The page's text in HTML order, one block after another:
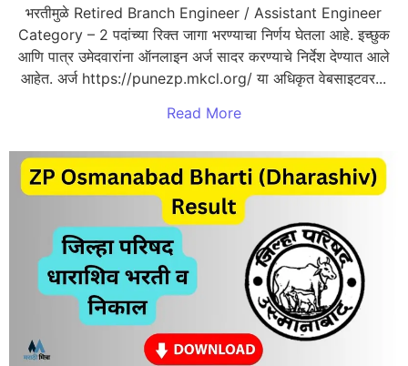
भरतीमुळे Retired Branch Engineer / Assistant Engineer
Category – 2 पदांच्या रिक्त जागा भरण्याचा निर्णय घेतला आहे. इच्छुक
आणि पात्र उमेदवारांना ऑनलाइन अर्ज सादर करण्याचे निर्देश देण्यात आले
आहेत. अर्ज https://punezp.mkcl.org/ या अधिकृत वेबसाइटवर...
Read More